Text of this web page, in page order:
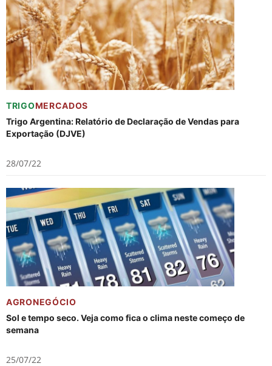
TRIGOMERCADOS
Trigo Argentina: Relatório de Declaração de Vendas para
Exportação (DJVE)
28/07/22
AGRONEGÓCIO
Sol e tempo seco. Veja como fica o clima neste começo de
semana
25/07/22